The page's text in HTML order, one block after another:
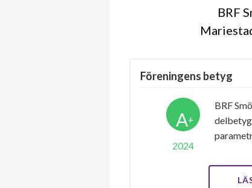
BRF
Föreningens betyg
A+
2024
BRF